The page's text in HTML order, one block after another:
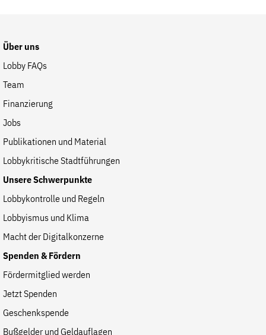
Über uns
Lobby FAQs
Team
Finanzierung
Jobs
Publikationen und Material
Lobbykritische Stadtführungen
Unsere Schwerpunkte
Lobbykontrolle und Regeln
Lobbyismus und Klima
Macht der Digitalkonzerne
Spenden & Fördern
Fördermitglied werden
Jetzt Spenden
Geschenkspende
Bußgelder und Geldauflagen